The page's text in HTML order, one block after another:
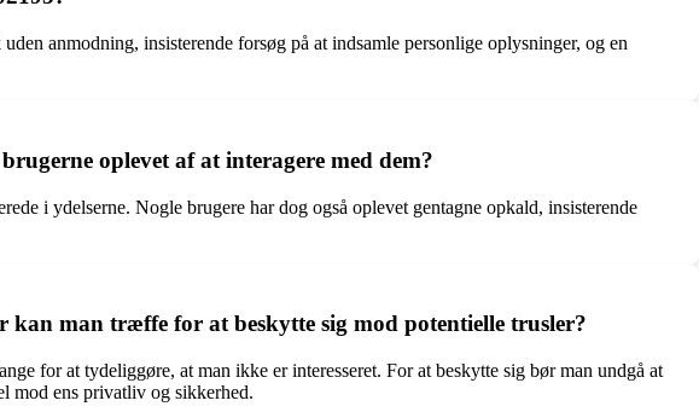
anmodning, insisterende forsøg på at indsamle personlige oplysninger, og en
oplevet af at interagere med dem?
i ydelserne. Nogle brugere har dog også oplevet gentagne opkald, insisterende
man træffe for at beskytte sig mod potentielle trusler?
for at tydeliggøre, at man ikke er interesseret. For at beskytte sig bør man undgå at
mod ens privatliv og sikkerhed.